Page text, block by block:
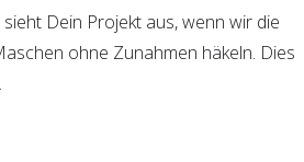
Dein Projekt aus, wenn wir die
ohne Zunahmen häkeln. Dies